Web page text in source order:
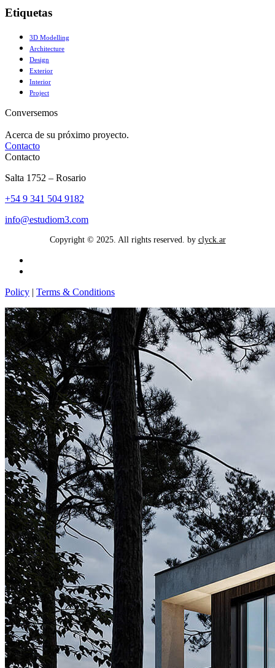
Etiquetas
3D Modelling
Architecture
Design
Exterior
Interior
Project
Conversemos
Acerca de su próximo proyecto.
Contacto
Contacto
Salta 1752 – Rosario
+54 9 341 504 9182
info@estudiom3.com
Copyright © 2025. All rights reserved. by clyck.ar
Policy | Terms & Conditions